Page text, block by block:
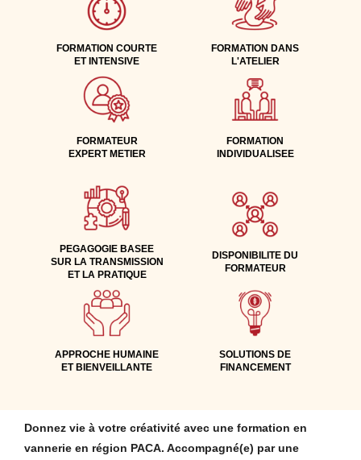
FORMATION COURTE
ET INTENSIVE
FORMATION DANS
L'ATELIER
FORMATEUR
EXPERT METIER
FORMATION
INDIVIDUALISEE
PEGAGOGIE BASEE
SUR LA TRANSMISSION
ET LA PRATIQUE
DISPONIBILITE DU
FORMATEUR
APPROCHE HUMAINE
ET BIENVEILLANTE
SOLUTIONS DE
FINANCEMENT
Donnez vie à votre créativité avec une formation en
vannerie en région PACA. Accompagné(e) par une